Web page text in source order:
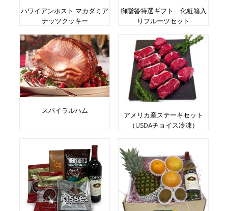
ハワイアンホスト マカダミア
ナッツクッキー
御贈答特選ギフト 化粧箱入
りフルーツセット
スパイラルハム
アメリカ産ステーキセット
（USDAチョイス冷凍）